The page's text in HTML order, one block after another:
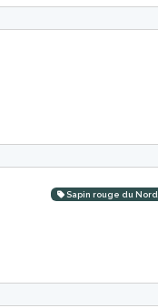
Sapin rouge du Nord